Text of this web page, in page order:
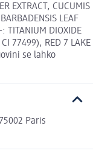
EXTRACT, CUCUMIS
LEAF
: TITANIUM DIOXIDE
77499), RED 7 LAKE
se lahko
Paris